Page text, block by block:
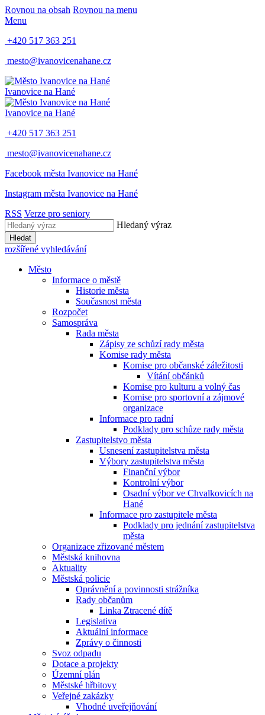
Rovnou na obsah Rovnou na menu
Menu
+420 517 363 251
mesto@ivanovicenahane.cz
Ivanovice na Hané
Ivanovice na Hané
+420 517 363 251
mesto@ivanovicenahane.cz
Facebook města Ivanovice na Hané
Instagram města Ivanovice na Hané
RSS Verze pro seniory
Hledaný výraz
Hledat
rozšířené vyhledávání
Město
Informace o městě
Historie města
Současnost města
Rozpočet
Samospráva
Rada města
Zápisy ze schůzí rady města
Komise rady města
Komise pro občanské záležitosti
Vítání občánků
Komise pro kulturu a volný čas
Komise pro sportovní a zájmové
organizace
Informace pro radní
Podklady pro schůze rady města
Zastupitelstvo města
Usnesení zastupitelstva města
Výbory zastupitelstva města
Finanční výbor
Kontrolní výbor
Osadní výbor ve Chvalkovicích na
Hané
Informace pro zastupitele města
Podklady pro jednání zastupitelstva
města
Organizace zřizované městem
Městská knihovna
Aktuality
Městská policie
Oprávnění a povinnosti strážníka
Rady občanům
Linka Ztracené dítě
Legislativa
Aktuální informace
Zprávy o činnosti
Svoz odpadu
Dotace a projekty
Územní plán
Městské hřbitovy
Veřejné zakázky
Vhodné uveřejňování